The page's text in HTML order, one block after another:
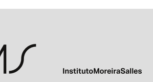
TOURS VIRTUAIS